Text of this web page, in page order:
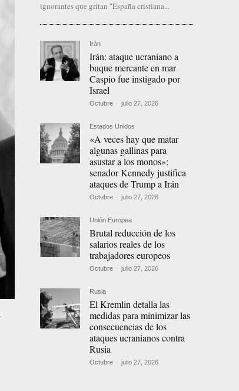
ignorantes que gritan "España cristiana...
Irán
Irán: ataque ucraniano a
buque mercante en mar
Caspio fue instigado por
Israel
Octubre - julio 27, 2026
Estados Unidos
«A veces hay que matar
algunas gallinas para
asustar a los monos»:
senador Kennedy justifica
ataques de Trump a Irán
Octubre - julio 27, 2026
Unión Europea
Brutal reducción de los
salarios reales de los
trabajadores europeos
Octubre - julio 27, 2026
Rusia
El Kremlin detalla las
medidas para minimizar las
consecuencias de los
ataques ucranianos contra
Rusia
Octubre - julio 27, 2026